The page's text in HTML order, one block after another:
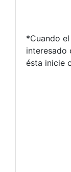
*Cuando
interesado
ésta inicie